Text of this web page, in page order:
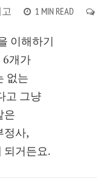
1 MIN READ
이해하기
6개가
없는
고 그냥
은
정사,
되거든요.